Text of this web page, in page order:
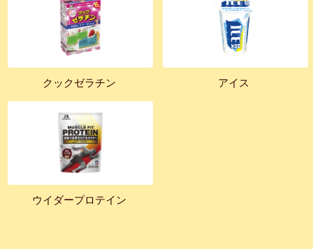
クックゼラチン アイス
ウイダープロテイン